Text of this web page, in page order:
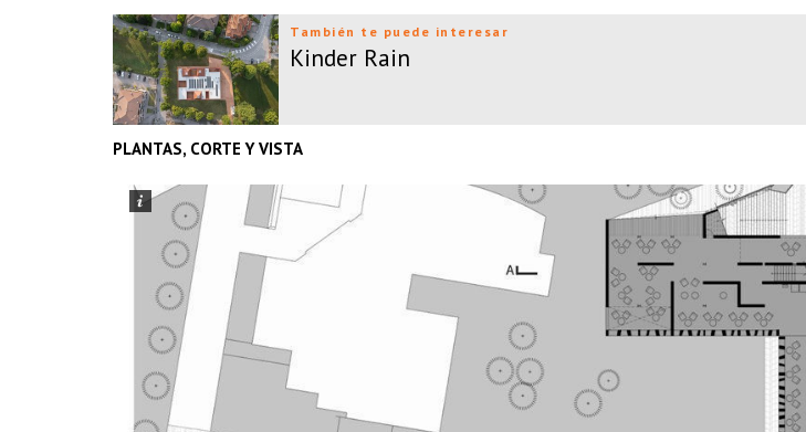
También te puede interesar
Kinder Rain
PLANTAS, CORTE Y VISTA